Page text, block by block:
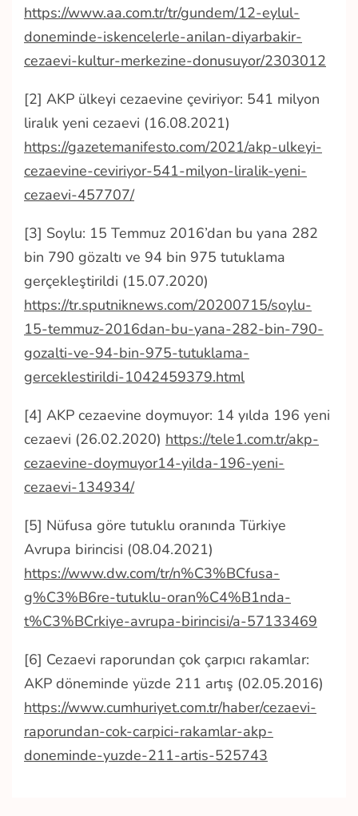
https://www.aa.com.tr/tr/gundem/12-eylul-
doneminde-iskencelerle-anilan-diyarbakir-
cezaevi-kultur-merkezine-donusuyor/2303012
[2] AKP ülkeyi cezaevine çeviriyor: 541 milyon
liralık yeni cezaevi (16.08.2021)
https://gazetemanifesto.com/2021/akp-ulkeyi-
cezaevine-ceviriyor-541-milyon-liralik-yeni-
cezaevi-457707/
[3] Soylu: 15 Temmuz 2016’dan bu yana 282
bin 790 gözaltı ve 94 bin 975 tutuklama
gerçekleştirildi (15.07.2020)
https://tr.sputniknews.com/20200715/soylu-
15-temmuz-2016dan-bu-yana-282-bin-790-
gozalti-ve-94-bin-975-tutuklama-
gerceklestirildi-1042459379.html
[4] AKP cezaevine doymuyor: 14 yılda 196 yeni
cezaevi (26.02.2020) https://tele1.com.tr/akp-
cezaevine-doymuyor14-yilda-196-yeni-
cezaevi-134934/
[5] Nüfusa göre tutuklu oranında Türkiye
Avrupa birincisi (08.04.2021)
https://www.dw.com/tr/n%C3%BCfusa-
g%C3%B6re-tutuklu-oran%C4%B1nda-
t%C3%BCrkiye-avrupa-birincisi/a-57133469
[6] Cezaevi raporundan çok çarpıcı rakamlar:
AKP döneminde yüzde 211 artış (02.05.2016)
https://www.cumhuriyet.com.tr/haber/cezaevi-
raporundan-cok-carpici-rakamlar-akp-
doneminde-yuzde-211-artis-525743